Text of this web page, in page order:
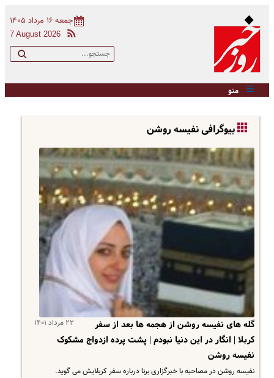
جمعه ۱۶ مرداد ۱۴۰۵
7 August 2026
منو
بیوگرافی نفیسه روشن
۲۲ مرداد ۱۴۰۱
گله های نفیسه روشن از هجمه ها بعد از سفر
کربلا | انگار در این دنیا نبودم | پشت پرده ازدواج مشکوک
نفیسه روشن
نفیسه روشن در مصاحبه با خبرگزاری برنا درباره سفر کربلایش می گوید.